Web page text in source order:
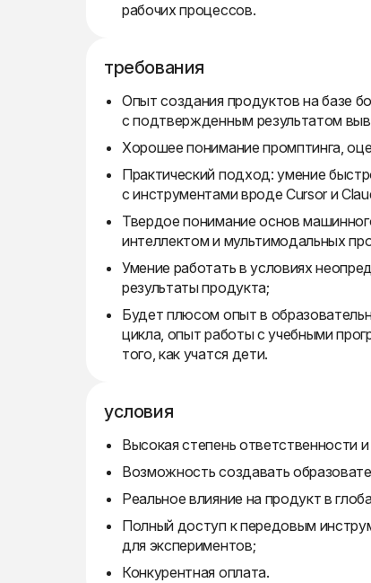
рабочих процессов.
требования
Опыт создания продуктов на базе
с подтвержденным результатом
Хорошее понимание промптинга,
Практический подход: умение
с инструментами вроде Cursor и
Твердое понимание основ
интеллектом и мультимодальных
Умение работать в условиях
результаты продукта;
Будет плюсом опыт в
цикла, опыт работы с учебными
того, как учатся дети.
условия
Высокая степень ответственности
Возможность создавать
Реальное влияние на продукт в
Полный доступ к передовым
для экспериментов;
Конкурентная оплата.